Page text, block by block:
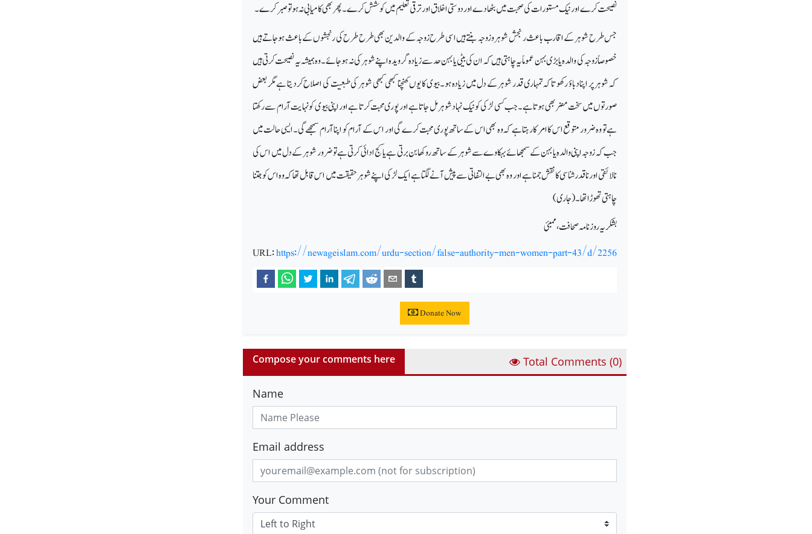
نصیحت کرے اور نیک مستورات کی صحبت میں بٹھا دے اور دوستی اخلاق اور ترقی تعلیم میں کوشش کرے۔ پھر بھی کامیابی نہ ہوتو صبر کرے۔
جس طرح شوہر کے اقارب باعث رنجش شوہر و زوجہ بنتے ہیں اسی طرح زوجہ کے والدین بھی طرح طرح کی رنجشوں کے باعث ہوجاتے ہیں
خصوصاً زوجہ کی والدہ یا بڑی بہن عموماً یہ چاہتی ہیں کہ ان کی بیٹی یا بہن حد سے زیادہ گرویدہ اپنے شوہر کی نہ ہوجائے۔ وہ ہمیشہ یہ نصیحت کرتی ہیں
کہ شوہر پر اپنا دباؤ رکھو تاکہ تمہاری قدر شوہر کے دل میں زیادہ ہو۔ بیوی کا یوں کھنچنا کبھی کبھی شوہر کی طبعیت کی اصلاح کردیتا ہے مگر بعض
صورتوں میں سخت مضر بھی ہوتا ہے۔ جب کسی لڑکی کو نیک نہاد شوہر مل جاتا ہے اور پوری محبت کرتا ہے اور اپنی بیوی کو نہایت آرام سے رکھتا
ہے تو وہ ضرور متوقع اس کا امر کارہتا ہے کہ وہ بھی اس کے ساتھ پوری محبت کرے گی اور اس کے آرام کو اپنا آرام سمجھے گی۔ایسی حالت میں
جب کہ زوجہ اپنی والدہ یا بہن کے سمجھا ئے بہکاوے سے شوہر کے ساتھ روکھا بن برتی ہے یا کج ادائی کرتی ہے تو ضرور شوہر کے دل میں اس کی
نالائقی اور ناقدر شناسی کا نقش جمنا ہے اور وہ بھی بے التفاتی سے پیش آنے لگتا ہے ایک لڑکی اپنے شوہر حقیقت میں اس قابل تھا کہ وہ اس کو جتنا
چاہتی تھوڑا تھا۔(جاری)
بشکریہ روزنامہ صحافت، ممبئی
URL:https://newageislam.com/urdu-section/false-authority-men-women-part-43/d/2256
Donate Now
Compose your comments here Total Comments (0)
Name
Email address
Your Comment